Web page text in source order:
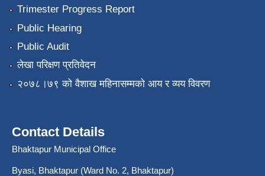
Trimester Progress Report
Public Hearing
Public Audit
लेखा परिक्षण प्रतिवेदन
२०७८।७९ को वैशाख महिनासम्मको आय र व्यय विवरण
Contact Details
Bhaktapur Municipal Office
Byasi, Bhaktapur (Ward No. 2, Bhaktapur)